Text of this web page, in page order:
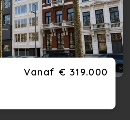
Vanaf € 319.000